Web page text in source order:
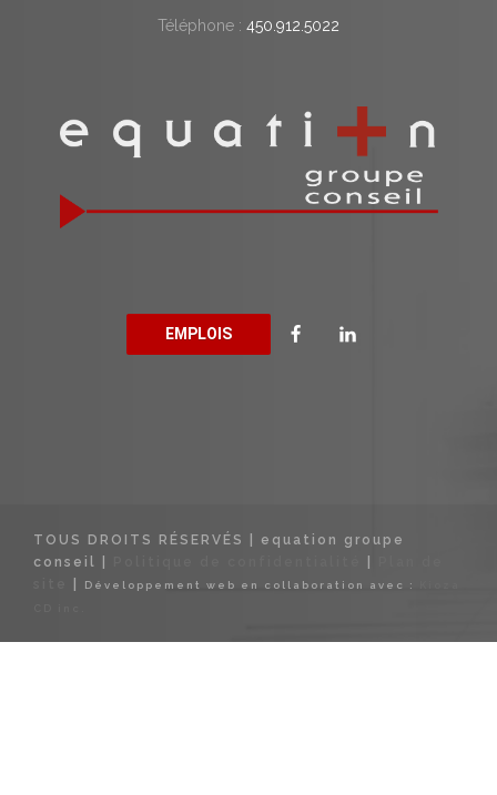
Téléphone : 450.912.5022
EMPLOIS
TOUS DROITS RÉSERVÉS | equation groupe
conseil |
Développement web en collaboration avec :